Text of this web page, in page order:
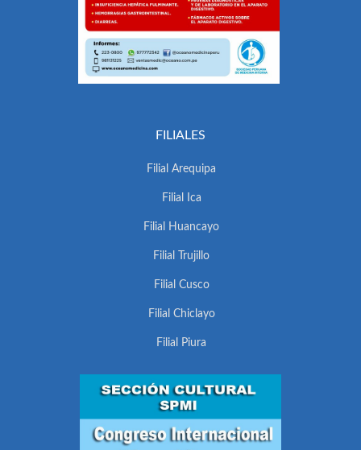
FILIALES
Filial Arequipa
Filial Ica
Filial Huancayo
Filial Trujillo
Filial Cusco
Filial Chiclayo
Filial Piura